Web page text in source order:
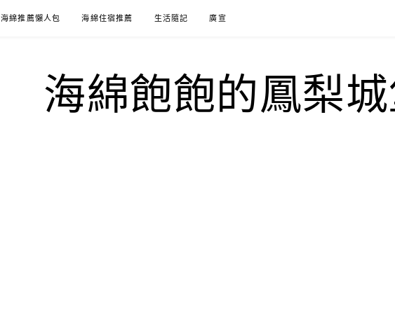
海綿推薦懶人包 海綿住宿推薦 生活隨記 廣宣
海綿飽飽的鳳梨